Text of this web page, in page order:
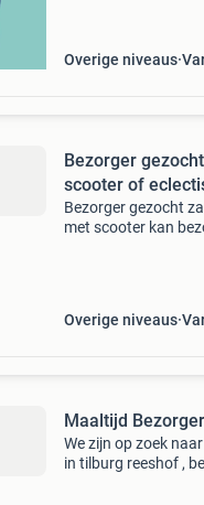
Overige niveaus
Bezorger
scooter of
Bezorger gezocht
met scooter kan
Overige niveaus
Maaltijd
We zijn op zoek
in tilburg reeshof ,